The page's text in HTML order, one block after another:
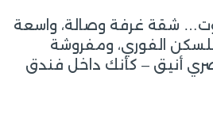
شقة غرفة وصالة، واسعة
للسكن الفوري، ومفروشة
أنيق – كأنك داخل فندق